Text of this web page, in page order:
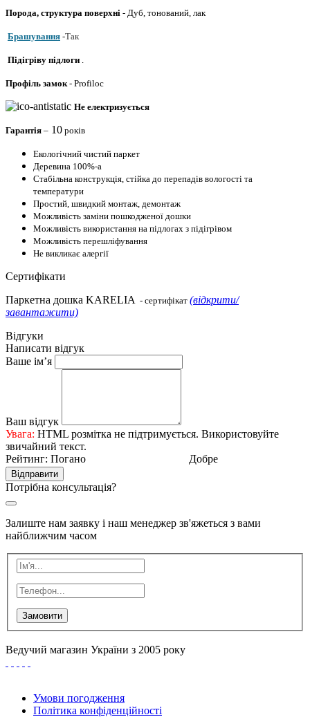
Порода, структура поверхні - Дуб, тонований, лак
Брашування -Так
Підігріву підлоги
Профіль замок - Profiloc
Не електризується
Гарантія – 10 років
Екологічний чистий паркет
Деревина 100%-а
Стабільна конструкція, стійка до перепадів вологості та
температури
Простий, швидкий монтаж, демонтаж
Можливість заміни пошкодженої дошки
Можливість використання на підлогах з підігрівом
Можливість перешліфування
Не викликає алергії
Сертифікати
Паркетна дошка KARELIA - сертифікат (відкрити/
завантажити)
Відгуки
Написати відгук
Ваше ім’я
Ваш відгук
Увага: HTML розмітка не підтримується. Використовуйте
звичайний текст.
Рейтинг: Погано Добре
Відправити
Потрібна консультація?
Залиште нам заявку і наш менеджер зв'яжеться з вами
найближчим часом
Замовити
Ведучий магазин України з 2005 року
Умови погодження
Політика конфіденційності